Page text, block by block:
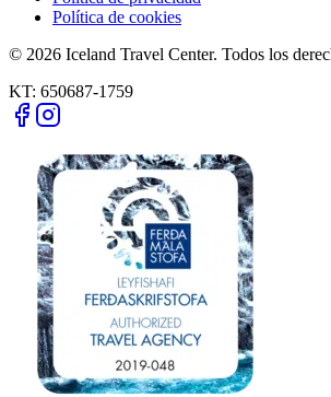
Política de cookies
© 2026 Iceland Travel Center. Todos los
KT: 650687-1759